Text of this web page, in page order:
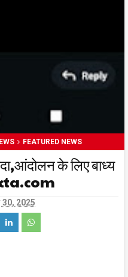
FEATURED NEWS
के लिए बाध्य
30, 2025